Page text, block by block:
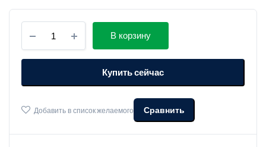
REDMI
G
Pro
2026
RGP
В корзину
Купить сейчас
Добавить в список желаемого Сравнить